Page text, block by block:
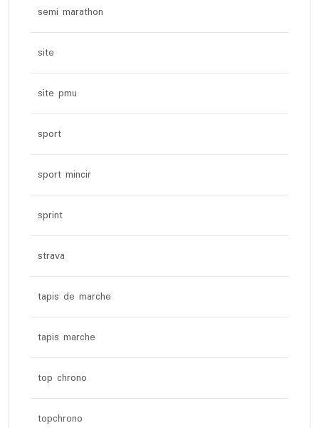
semi marathon
site
site pmu
sport
sport mincir
sprint
strava
tapis de marche
tapis marche
top chrono
topchrono